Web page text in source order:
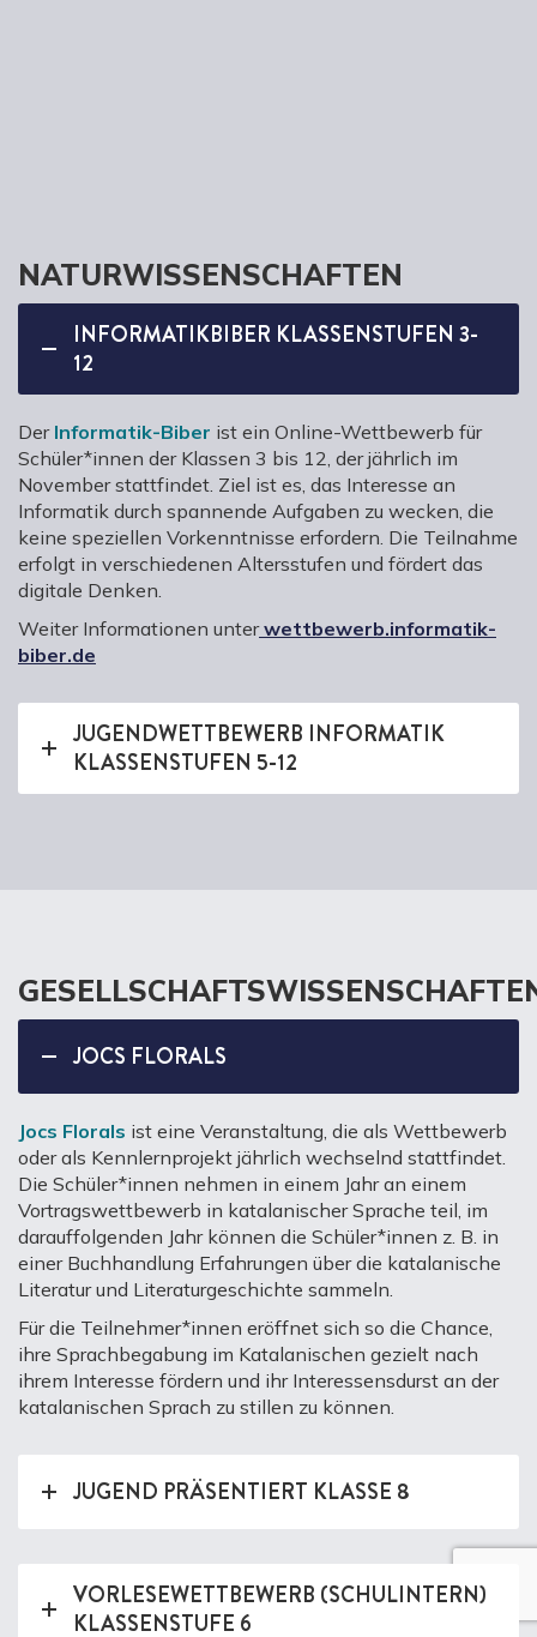
NATURWISSENSCHAFTEN
INFORMATIKBIBER KLASSENSTUFEN 3-
12
Der Informatik-Biber ist ein Online-Wettbewerb für
Schüler*innen der Klassen 3 bis 12, der jährlich im
November stattfindet. Ziel ist es, das Interesse an
Informatik durch spannende Aufgaben zu wecken, die
keine speziellen Vorkenntnisse erfordern. Die Teilnahme
erfolgt in verschiedenen Altersstufen und fördert das
digitale Denken.
Weiter Informationen unterwettbewerb.informatik-
biber.de
JUGENDWETTBEWERB INFORMATIK
KLASSENSTUFEN 5-12
JOCS FLORALS
Jocs Florals ist eine Veranstaltung, die als Wettbewerb
oder als Kennlernprojekt jährlich wechselnd stattfindet.
Die Schüler*innen nehmen in einem Jahr an einem
Vortragswettbewerb in katalanischer Sprache teil, im
darauffolgenden Jahr können die Schüler*innen z. B. in
einer Buchhandlung Erfahrungen über die katalanische
Literatur und Literaturgeschichte sammeln.
Für die Teilnehmer*innen eröffnet sich so die Chance,
ihre Sprachbegabung im Katalanischen gezielt nach
ihrem Interesse fördern und ihr Interessensdurst an der
katalanischen Sprach zu stillen zu können.
JUGEND PRÄSENTIERT KLASSE 8
VORLESEWETTBEWERB (SCHULINTERN)
KLASSENSTUFE 6